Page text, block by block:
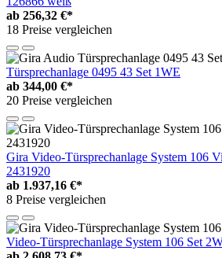
ab 256,32 €*
18 Preise vergleichen
Türsprechanlage 0495 43 Set 1WE
ab 344,00 €*
20 Preise vergleichen
Gira Video-Türsprechanlage System 106
2431920
ab 1.937,16 €*
8 Preise vergleichen
Video-Türsprechanlage System 106 Set